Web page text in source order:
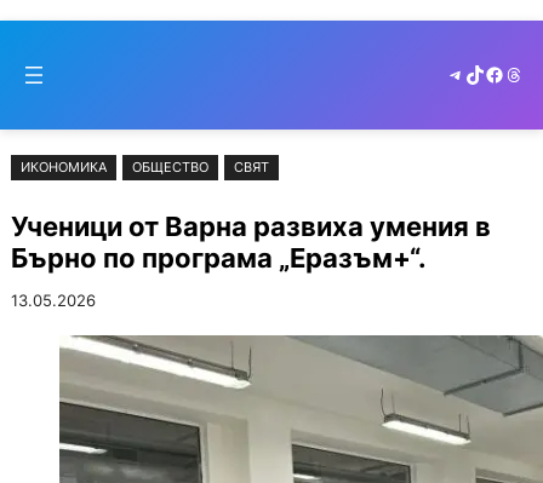
съдържанието
to
Telegram
TikTok
ИКОНОМИКА ОБЩЕСТВО СВЯТ
Ученици от Варна развиха умения в
Бърно по програма „Еразъм+“.
13.05.2026